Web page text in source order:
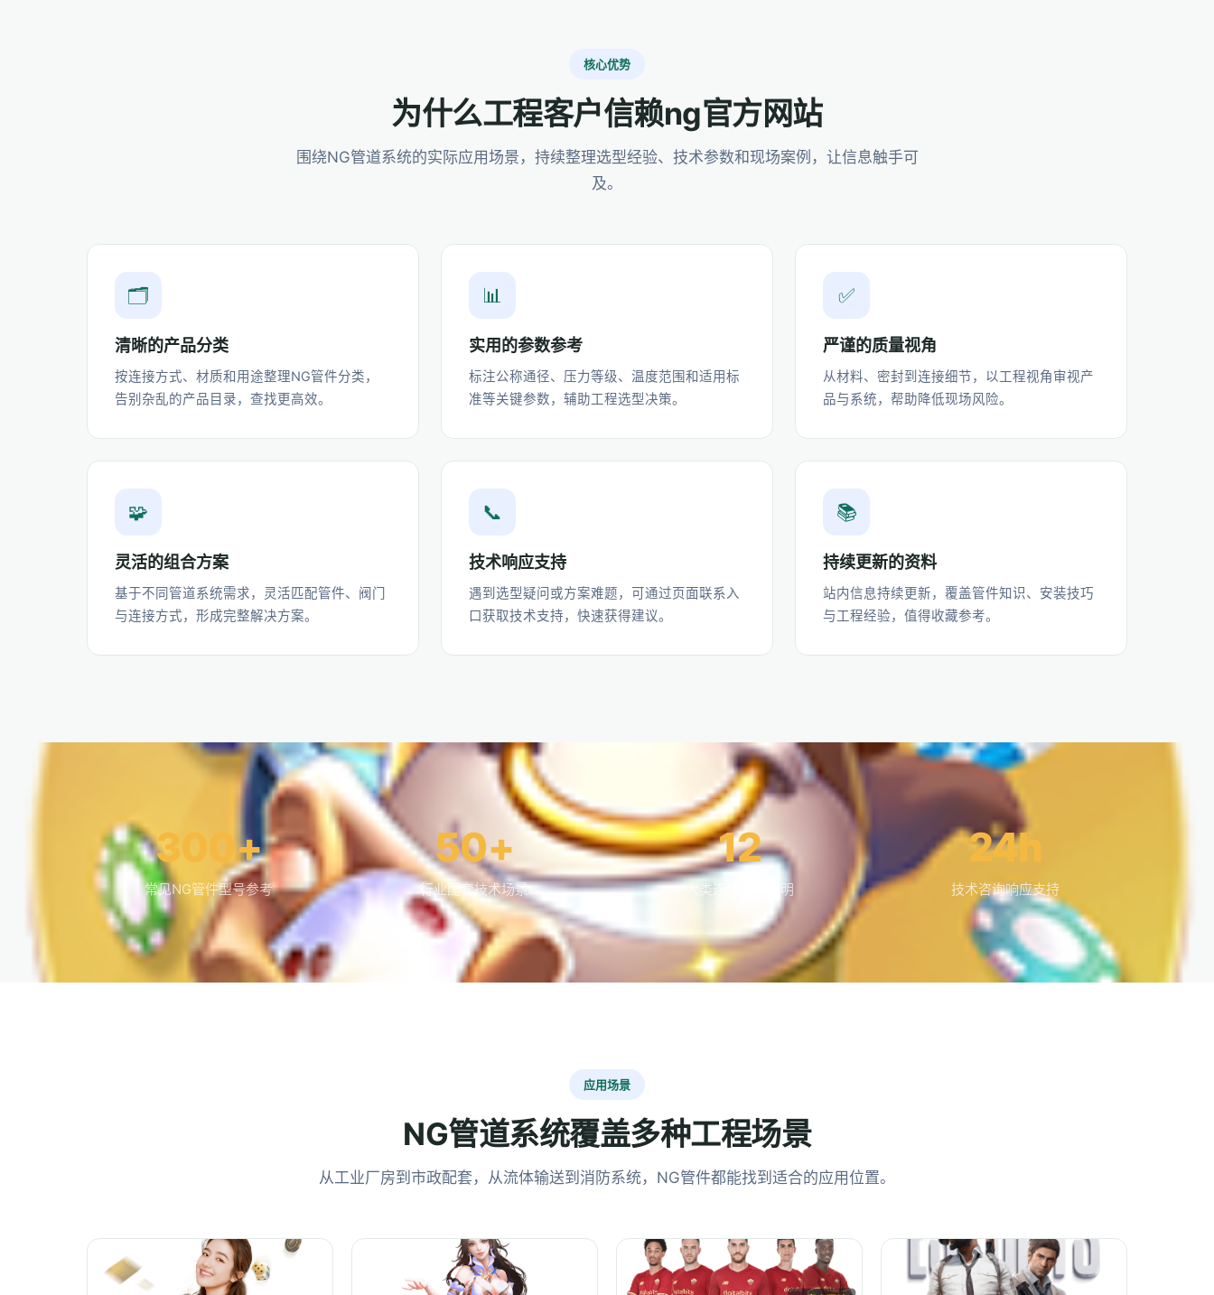
核心优势
为什么工程客户信赖ng官方网站
围绕NG管道系统的实际应用场景，持续整理选型经验、技术参数和现场案例，让信息触手可
及。
🗂️
清晰的产品分类
按连接方式、材质和用途整理NG管件分类，
告别杂乱的产品目录，查找更高效。
📊
实用的参数参考
标注公称通径、压力等级、温度范围和适用标
准等关键参数，辅助工程选型决策。
✅
严谨的质量视角
从材料、密封到连接细节，以工程视角审视产
品与系统，帮助降低现场风险。
🧩
灵活的组合方案
基于不同管道系统需求，灵活匹配管件、阀门
与连接方式，形成完整解决方案。
📞
技术响应支持
遇到选型疑问或方案难题，可通过页面联系入
口获取技术支持，快速获得建议。
📚
持续更新的资料
站内信息持续更新，覆盖管件知识、安装技巧
与工程经验，值得收藏参考。
300+
常见NG管件型号参考
50+
行业配套技术场景
12
大类连接方式说明
24h
技术咨询响应支持
应用场景
NG管道系统覆盖多种工程场景
从工业厂房到市政配套，从流体输送到消防系统，NG管件都能找到适合的应用位置。